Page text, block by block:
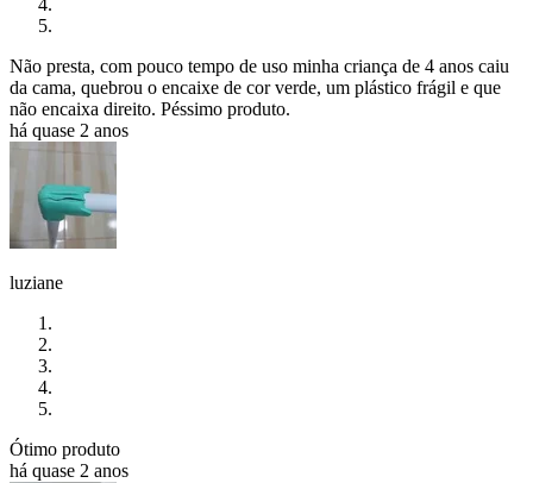
Não presta, com pouco tempo de uso minha criança de 4 anos caiu
da cama, quebrou o encaixe de cor verde, um plástico frágil e que
não encaixa direito. Péssimo produto.
há quase 2 anos
luziane
Ótimo produto
há quase 2 anos